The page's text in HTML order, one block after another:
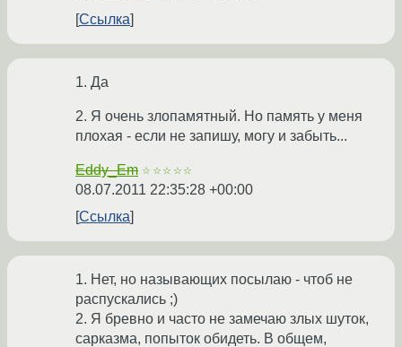
Ссылка
1. Да
2. Я очень злопамятный. Но память у меня
плохая - если не запишу, могу и забыть...
Eddy_Em ☆☆☆☆☆
08.07.2011 22:35:28 +00:00
Ссылка
1. Нет, но называющих посылаю - чтоб не
распускались ;)
2. Я бревно и часто не замечаю злых шуток,
сарказма, попыток обидеть. В общем,